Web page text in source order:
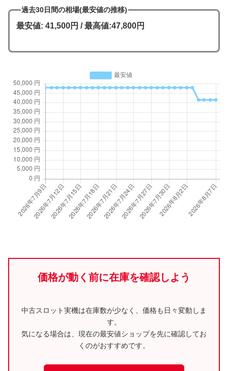
過去30日間の相場(最安値の推移)
最安値: 41,500円 / 最高値:47,800円
価格が動く前に在庫を確認しよう
中古スロット実機は在庫数が少なく、価格も日々変動しま
す。
気になる場合は、現在の最安値ショップを先に確認してお
くのがおすすめです。